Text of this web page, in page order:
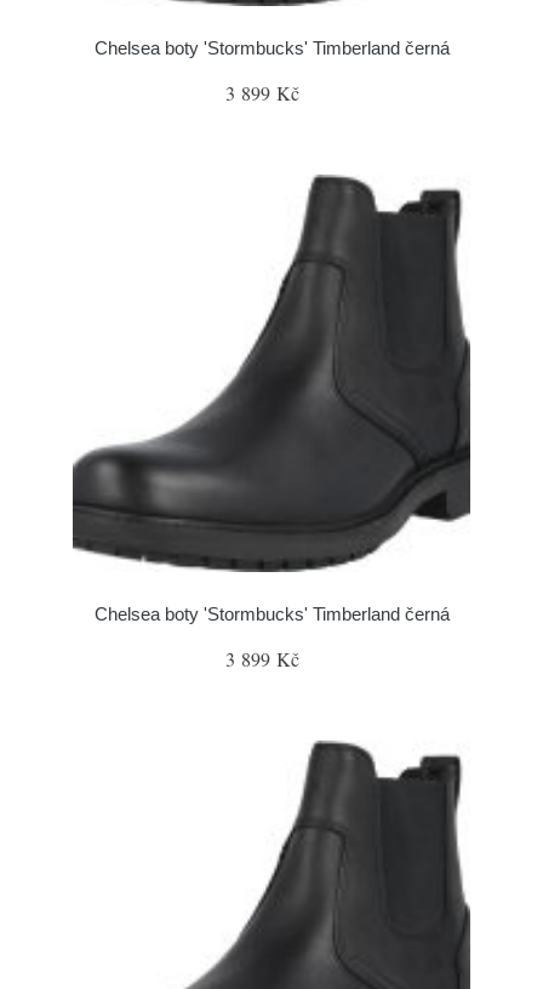
Chelsea boty 'Stormbucks' Timberland černá
3 899 Kč
Chelsea boty 'Stormbucks' Timberland černá
3 899 Kč